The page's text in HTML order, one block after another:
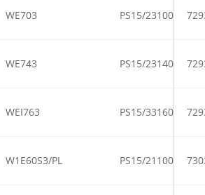
WE703 PS15/23100
WE743 PS15/23140
WEI763 PS15/33160
W1E60S3/PL PS15/21100